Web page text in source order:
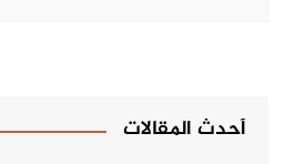
أحدث المقالات